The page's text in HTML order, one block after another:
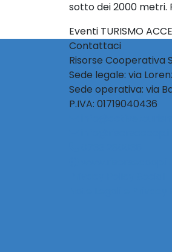
sotto dei 2000 metri.
Eventi TURISMO
Contattaci
Risorse Cooperativa
Sede legale: via
Sede operativa: via
P.IVA: 01719040436